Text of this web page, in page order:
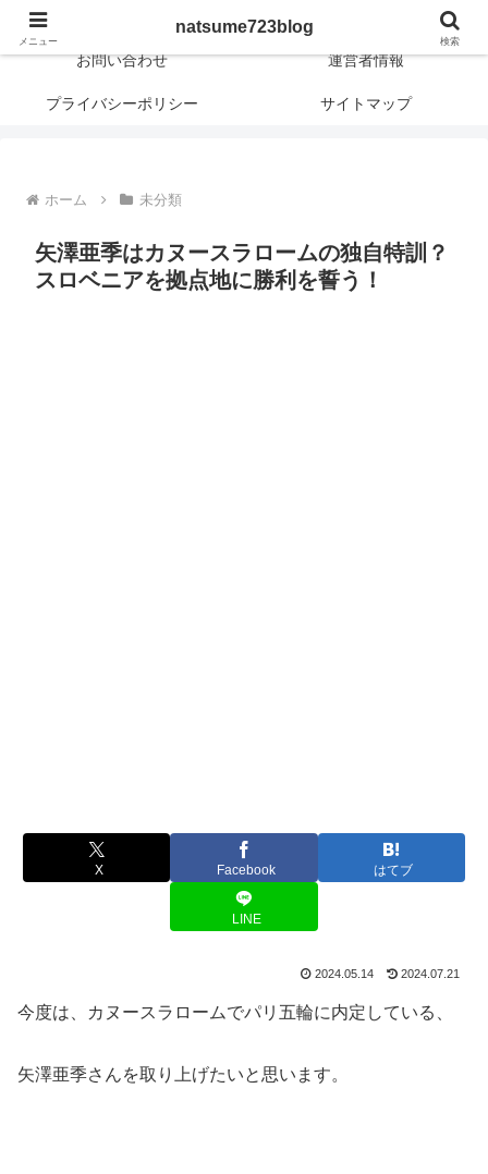
日常に新しさや興味深さや面白さを！
お問い合わせ 運営者情報
プライバシーポリシー サイトマップ
ホーム 未分類
矢澤亜季はカヌースラロームの独自特訓？
スロベニアを拠点地に勝利を誓う！
X Facebook はてブ
LINE
2024.05.14 2024.07.21
今度は、カヌースラロームでパリ五輪に内定している、
矢澤亜季さんを取り上げたいと思います。
メニュー
natsume723blog
検索